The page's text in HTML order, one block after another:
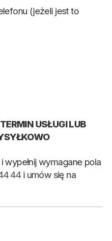
(jeżeli jest to
USŁUGI LUB
wypełnij wymagane pola
44i umów się na